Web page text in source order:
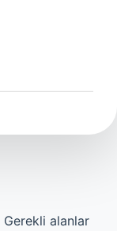
Gerekli alanlar